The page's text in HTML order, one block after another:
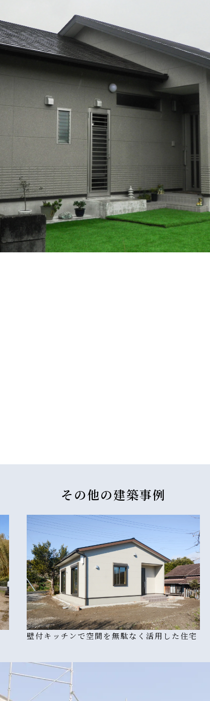
その他の建築事例
壁付キッチンで空間を無駄なく活用した住宅